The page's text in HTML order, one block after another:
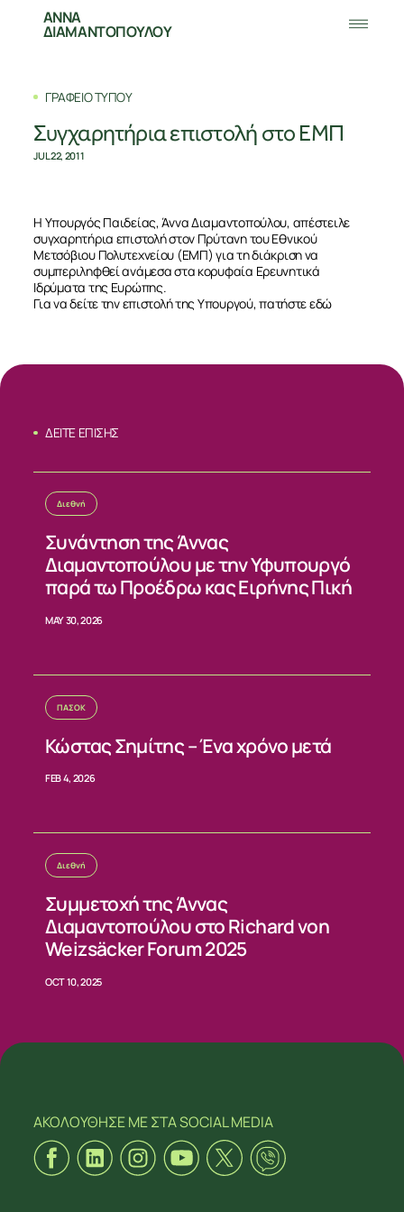
ΣΧΕΤΙΚΑ
ΝΕΑ
ΕΠΙΚΟΙΝΩΝΙΑ
ΑΝΝΑ
ΔΙΑΜΑΝΤΟΠΟΥΛΟΥ
ΓΡΑΦΕΙΟ ΤΥΠΟΥ
Συγχαρητήρια επιστολή στο ΕΜΠ
JUL 22, 2011
Η Υπουργός Παιδείας, Άννα Διαμαντοπούλου, απέστειλε
συγχαρητήρια επιστολή στον Πρύτανη του Εθνικού
Μετσόβιου Πολυτεχνείου (ΕΜΠ) για τη διάκριση να
συμπεριληφθεί ανάμεσα στα κορυφαία Ερευνητικά
Ιδρύματα της Ευρώπης.
Για να δείτε την επιστολή της Υπουργού, πατήστεεδώ
ΔΕΙΤΕ ΕΠΙΣΗΣ
Διεθνή
Συνάντηση της Άννας
Διαμαντοπούλου με την Υφυπουργό
παρά τω Προέδρω κας Ειρήνης Πική
MAY 30, 2026
ΠΑΣΟΚ
Κώστας Σημίτης – Ένα χρόνο μετά
FEB 4, 2026
Διεθνή
Συμμετοχή της Άννας
Διαμαντοπούλου στο Richard von
Weizsäcker Forum 2025
OCT 10, 2025
ΑΚΟΛΟΥΘΗΣΕ ΜΕΣΤΑ SOCIAL MEDIA